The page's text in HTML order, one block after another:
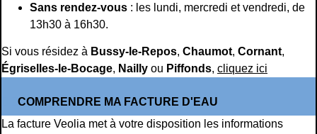
Sans rendez-vous : les lundi, mercredi et vendredi, de
13h30 à 16h30.
Si vous résidez à Bussy-le-Repos, Chaumot, Cornant,
Égriselles-le-Bocage, Nailly ou Piffonds, cliquez ici
COMPRENDRE MA FACTURE D'EAU
La facture Veolia met à votre disposition les informations